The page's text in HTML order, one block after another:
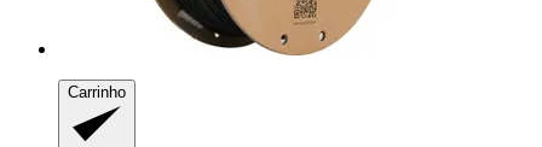
Carrinho